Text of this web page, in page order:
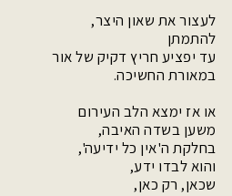
לעצור את שאון היצר,
להתמתן
עד יפציע חריץ דקיק של אור
במאורת החשיכה.
או אז ימצא הלב העירום
משען בשדה האיבה,
בחלקת ה'אין כל ידיעה',
והוא לבדו ידע,
שכאן, רק כאן,